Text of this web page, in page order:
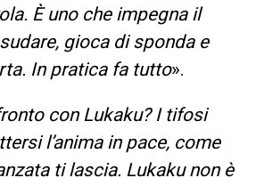
È uno che impegna il
gioca di sponda e
In pratica fa tutto».
con Lukaku? I tifosi
l’anima in pace, come
ti lascia. Lukaku non è